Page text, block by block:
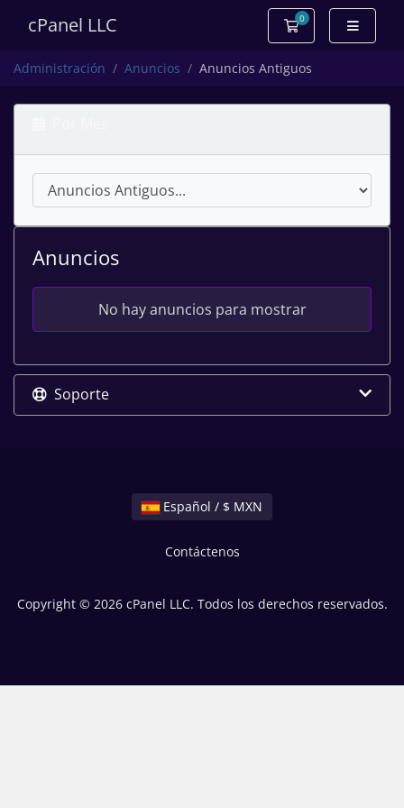
cPanel LLC 0
Carro de Pedidos
Administración Anuncios Anuncios Antiguos
Anuncios
No hay anuncios para mostrar
Soporte
Español / $ MXN
Contáctenos
Copyright © 2026 cPanel LLC. Todos los derechos reservados.